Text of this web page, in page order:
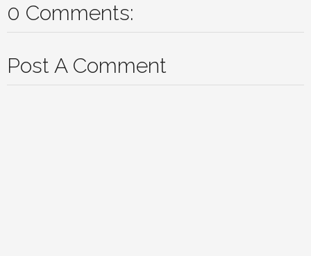
0 Comments:
Post A Comment